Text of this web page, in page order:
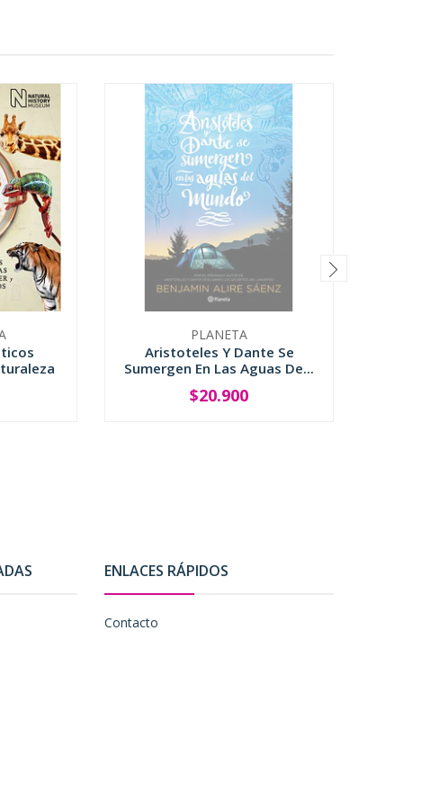
PLANETA
Aristoteles Y Dante Se
Sumergen En Las Aguas De...
SOLD OUT
$20.900
ENLACES RÁPIDOS
Contacto